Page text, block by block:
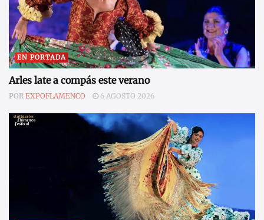
EN PORTADA
Arles late a compás este verano
POR EXPOFLAMENCO 6 AGOSTO 2026